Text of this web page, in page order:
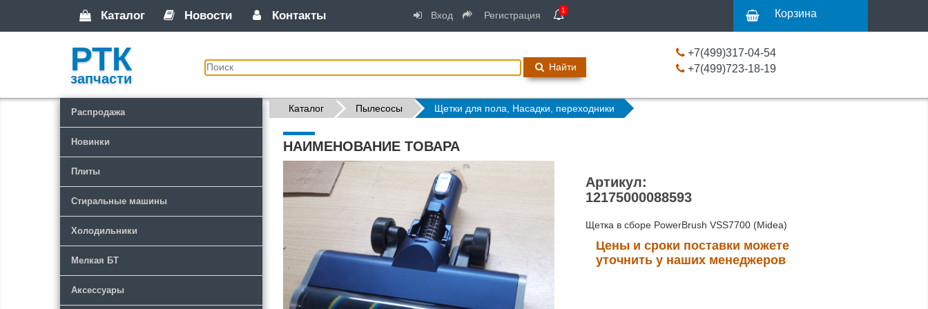
Каталог Новости Контакты Вход Регистрация 1 Корзина
РТК
запчасти
Найти
+7(499)317-04-54
+7(499)723-18-19
Распродажа
Новинки
Плиты
Стиральные машины
Холодильники
Мелкая БТ
Аксессуары
Каталог Пылесосы Щетки для пола, Насадки, переходники
НАИМЕНОВАНИЕ ТОВАРА
Артикул:
12175000088593
Щетка в сборе PowerBrush VSS7700 (Midea)
Цены и сроки поставки можете
уточнить у наших менеджеров